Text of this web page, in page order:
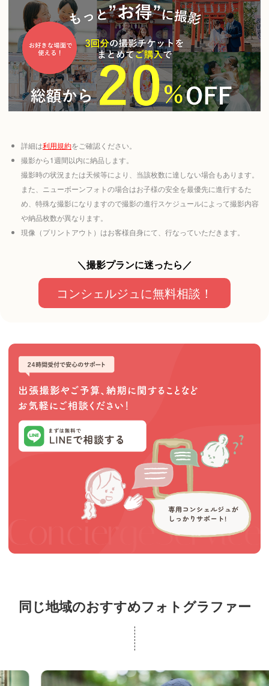
詳細は利用規約をご確認ください。
撮影から1週間以内に納品します。
撮影時の状況または天候等により、当該枚数に達しない場合もあります。
また、ニューボーンフォトの場合はお子様の安全を最優先に進行するた
め、特殊な撮影になりますので撮影の進行スケジュールによって撮影内容
や納品枚数が異なります。
現像（プリントアウト）はお客様自身にて、行なっていただきます。
＼撮影プランに迷ったら／
コンシェルジュに無料相談！
同じ地域のおすすめフォトグラファー